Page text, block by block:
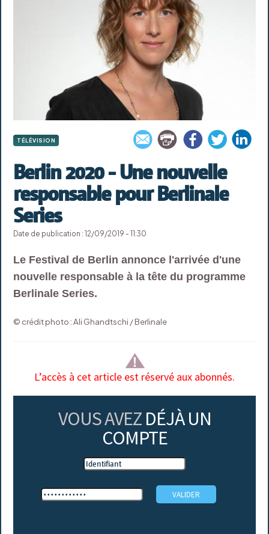
TÉLÉVISION
Berlin 2020 - Une nouvelle
responsable pour Berlinale
Series
Date de publication : 12/09/2019 - 11:30
Le Festival de Berlin annonce l'arrivée d'une
nouvelle responsable à la tête du programme
Berlinale Series.
© crédit photo : Ali Ghandtschi / Berlinale
L’accès à cet article est réservé aux abonnés.
VOUS AVEZ DÉJÀ UN
COMPTE